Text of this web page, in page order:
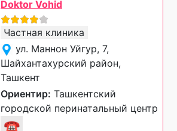
Doktor Vohid
Частная клиника
ул. Маннон Уйгур, 7,
Шайхантахурский район,
Ташкент
Ориентир: Ташкентский
городской перинатальный центр
☎